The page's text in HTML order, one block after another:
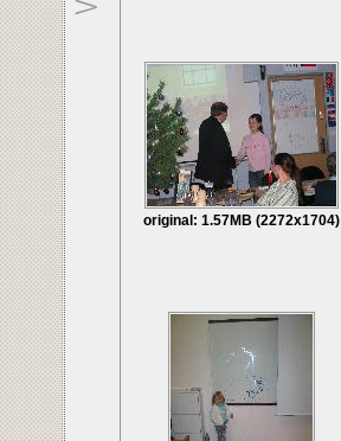
original: 1.57MB (2272x1704)